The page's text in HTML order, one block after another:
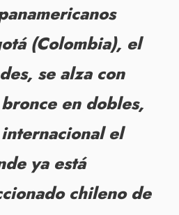
(Colombia), el
se alza con
en dobles,
el
ya está
chileno de